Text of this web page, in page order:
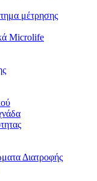
μέτρησης
Microlife
Διατροφής